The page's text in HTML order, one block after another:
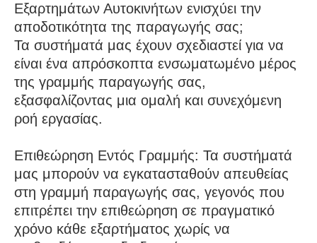
Εξαρτημάτων Αυτοκινήτων ενισχύει την
αποδοτικότητα της παραγωγής σας;
Τα συστήματά μας έχουν σχεδιαστεί για να
είναι ένα απρόσκοπτα ενσωματωμένο μέρος
της γραμμής παραγωγής σας,
εξασφαλίζοντας μια ομαλή και συνεχόμενη
ροή εργασίας.
Επιθεώρηση Εντός Γραμμής: Τα συστήματά
μας μπορούν να εγκατασταθούν απευθείας
στη γραμμή παραγωγής σας, γεγονός που
επιτρέπει την επιθεώρηση σε πραγματικό
χρόνο κάθε εξαρτήματος χωρίς να